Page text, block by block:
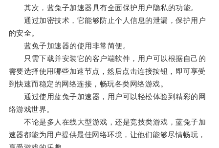
其次，蓝兔子加速器具有全面保护用户隐私的功能。
通过加密技术，它能够防止个人信息的泄漏，保护用户
的安全。
蓝兔子加速器的使用非常简便。
只需下载并安装它的客户端软件，用户可以根据自己的
需要选择使用哪些加速节点，然后点击连接按钮，即可享受
到快速而稳定的网络连接，畅玩各类网络游戏。
通过使用蓝兔子加速器，用户可以轻松体验到精彩的网
络游戏世界。
不论是多人在线大型游戏，还是竞技类游戏，蓝兔子加
速器都能为用户提供最佳网络环境，让他们能够尽情畅玩，